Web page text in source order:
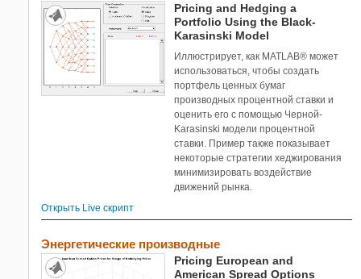
Pricing and Hedging a
Portfolio Using the Black-
Karasinski Model
Иллюстрирует, как MATLAB® может
использоваться, чтобы создать
портфель ценных бумаг
производных процентной ставки и
оценить его с помощью Черной-
Karasinski модели процентной
ставки. Пример также показывает
некоторые стратегии хеджирования
минимизировать воздействие
движений рынка.
Открыть Live скрипт
Энергетические производные
Pricing European and
American Spread Options